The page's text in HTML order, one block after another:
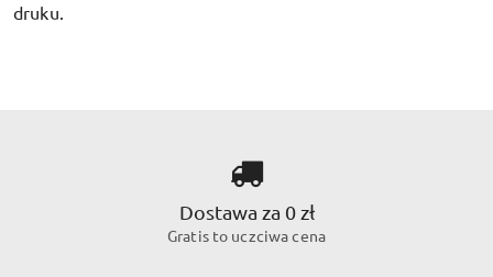
druku.
Dostawa za 0 zł
Gratis to uczciwa cena